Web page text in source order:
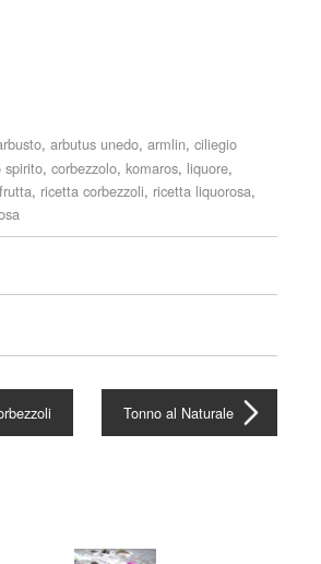
, arbutus unedo, armlin, ciliegio
spirito, corbezzolo, komaros, liquore,
, ricetta corbezzoli, ricetta liquorosa,
Tonno al Naturale